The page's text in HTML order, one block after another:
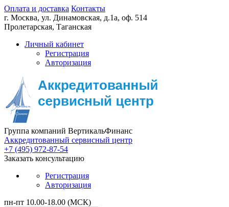
Оплата и доставка Контакты
г. Москва, ул. Динамовская, д.1а, оф. 514
Пролетарская, Таганская
Личный кабинет
Регистрация
Авторизация
Группа компаний ВертикальФинанс
Аккредитованный сервисный центр
+7 (495) 972-87-54
Заказать консультацию
Регистрация
Авторизация
пн-пт 10.00-18.00 (МСК)